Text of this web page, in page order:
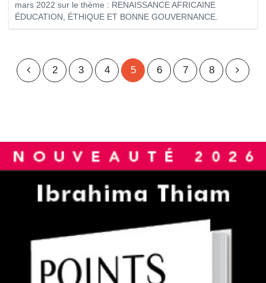
mars 2022 sur le thème : RENAISSANCE AFRICAINE
ÉDUCATION, ÉTHIQUE ET BONNE GOUVERNANCE.
2 3 4 5 6 7 8